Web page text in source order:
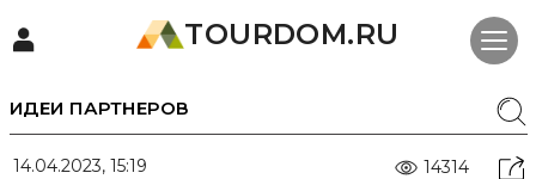
TOURDOM.RU
ИДЕИ ПАРТНЕРОВ
14.04.2023, 15:19 14314